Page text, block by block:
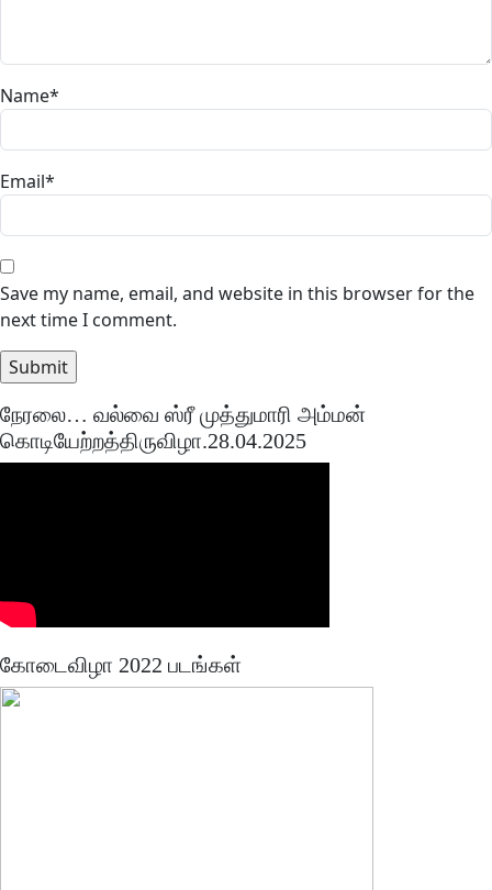
Name*
Email*
Save my name, email, and website in this browser for the
next time I comment.
நேரலை… வல்வை ஸ்ரீ முத்துமாரி அம்மன்
கொடியேற்றத்திருவிழா.28.04.2025
கோடைவிழா 2022 படங்கள்